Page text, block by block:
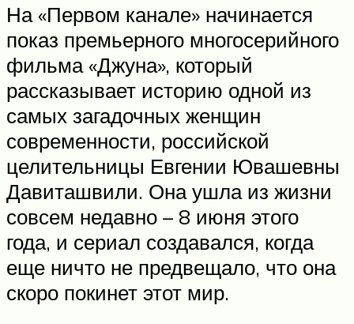
На «Первом канале» начинается
показ премьерного многосерийного
фильма «Джуна», который
рассказывает историю одной из
самых загадочных женщин
современности, российской
целительницы Евгении Ювашевны
Давиташвили. Она ушла из жизни
совсем недавно – 8 июня этого
года, и сериал создавался, когда
еще ничто не предвещало, что она
скоро покинет этот мир.